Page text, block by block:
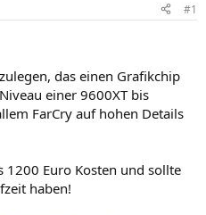
#1
das einen Grafikchip
einer 9600XT bis
FarCry auf hohen Details
1200 Euro Kosten und sollte
haben!